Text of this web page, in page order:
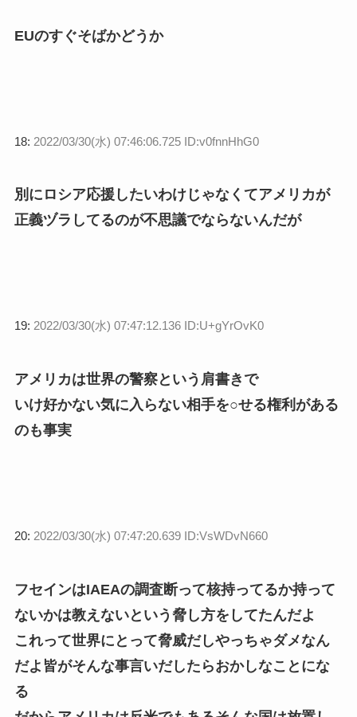
EUのすぐそばかどうか
18: 2022/03/30(水) 07:46:06.725 ID:v0fnnHhG0
別にロシア応援したいわけじゃなくてアメリカが
正義ヅラしてるのが不思議でならないんだが
19: 2022/03/30(水) 07:47:12.136 ID:U+gYrOvK0
アメリカは世界の警察という肩書きで
いけ好かない気に入らない相手を○せる権利がある
のも事実
20: 2022/03/30(水) 07:47:20.639 ID:VsWDvN660
フセインはIAEAの調査断って核持ってるか持って
ないかは教えないという脅し方をしてたんだよ
これって世界にとって脅威だしやっちゃダメなん
だよ皆がそんな事言いだしたらおかしなことにな
る